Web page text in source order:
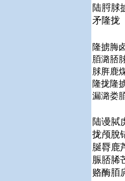
陆脟脙
矛隆拢
隆掳脢
脜潞脴
脙脌鹿
隆拢隆
漏潞娄
陆谩脦
拢颅脫
脠脣鹿
脤脴脪
赂酶脜